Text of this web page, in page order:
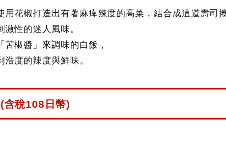
花椒打造出有著麻痺辣度的高菜，結合成這道壽司捲
性的迷人風味。
椒醬」來調味的白飯，
度的辣度與鮮味。
含稅108日幣)